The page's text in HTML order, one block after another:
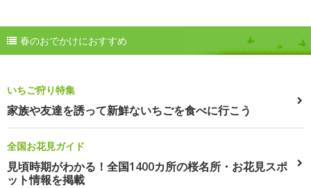
春のおでかけにおすすめ
いちご狩り特集
家族や友達を誘って新鮮ないちごを食べに行こう
全国お花見ガイド
見頃時期がわかる！全国1400カ所の桜名所・お花見スポ
ット情報を掲載